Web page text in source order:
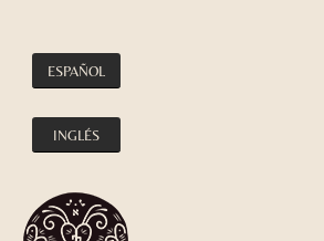
ESPAÑOL
INGLÉS